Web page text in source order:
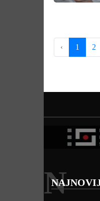
‹ 1 2
N